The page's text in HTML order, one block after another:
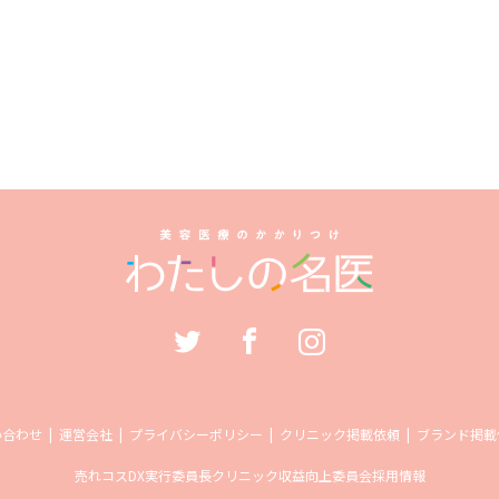
わせ 運営会社 プライバシーポリシー クリニック掲載依頼 ブランド掲
売れコスDX実行委員長クリニック収益向上委員会採用情報